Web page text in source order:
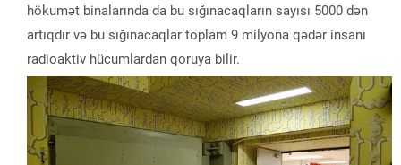
hökumət binalarında da bu sığınacaqların sayısı 5000 dən
artıqdır və bu sığınacaqlar toplam 9 milyona qədər insanı
radioaktiv hücumlardan qoruya bilir.